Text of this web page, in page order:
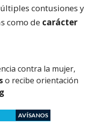
contusiones y
como de carácter
contra la mujer,
o recibe orientación
AVÍSANOS